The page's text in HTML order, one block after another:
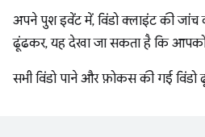
अपने पुश इवेंट में, विंडो क्लाइंट की
ढूंढकर, यह देखा जा सकता है कि आपको
सभी विंडो पाने और फ़ोकस की गई विंडो